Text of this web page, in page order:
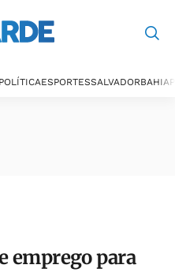
POLÍTICAESPORTESSALVADORBAHIA
emprego para